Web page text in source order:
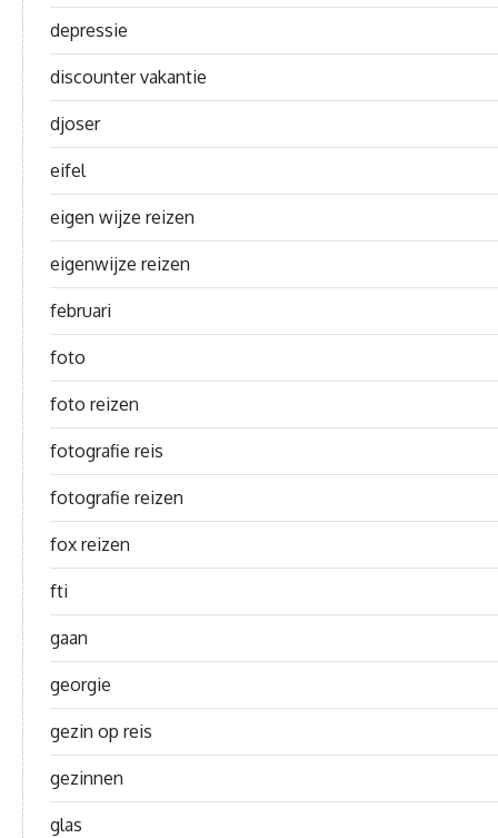
depressie
discounter vakantie
djoser
eifel
eigen wijze reizen
eigenwijze reizen
februari
foto
foto reizen
fotografie reis
fotografie reizen
fox reizen
fti
gaan
georgie
gezin op reis
gezinnen
glas